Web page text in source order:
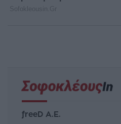
freeD Α.Ε.